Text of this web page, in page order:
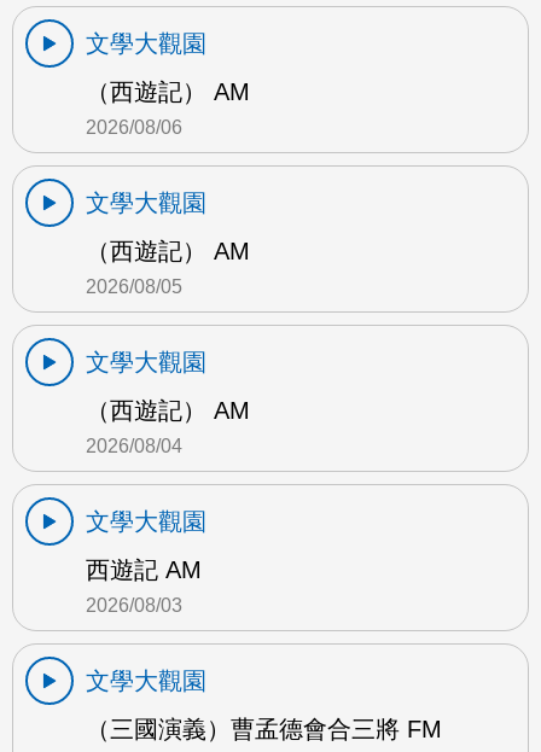
文學大觀園
（西遊記） AM
2026/08/06
文學大觀園
（西遊記） AM
2026/08/05
文學大觀園
（西遊記） AM
2026/08/04
文學大觀園
西遊記 AM
2026/08/03
文學大觀園
（三國演義）曹孟德會合三將 FM